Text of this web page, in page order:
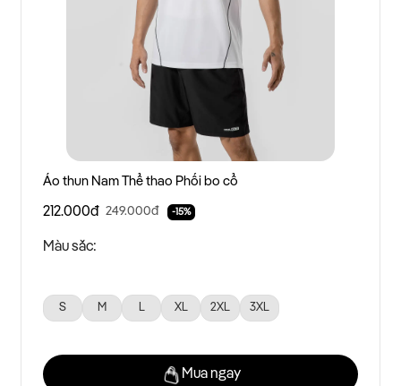
Áo thun Nam Thể thao Phối bo cổ
212.000đ 249.000đ -15%
Màu sắc:
S M L XL 2XL 3XL
Mua ngay